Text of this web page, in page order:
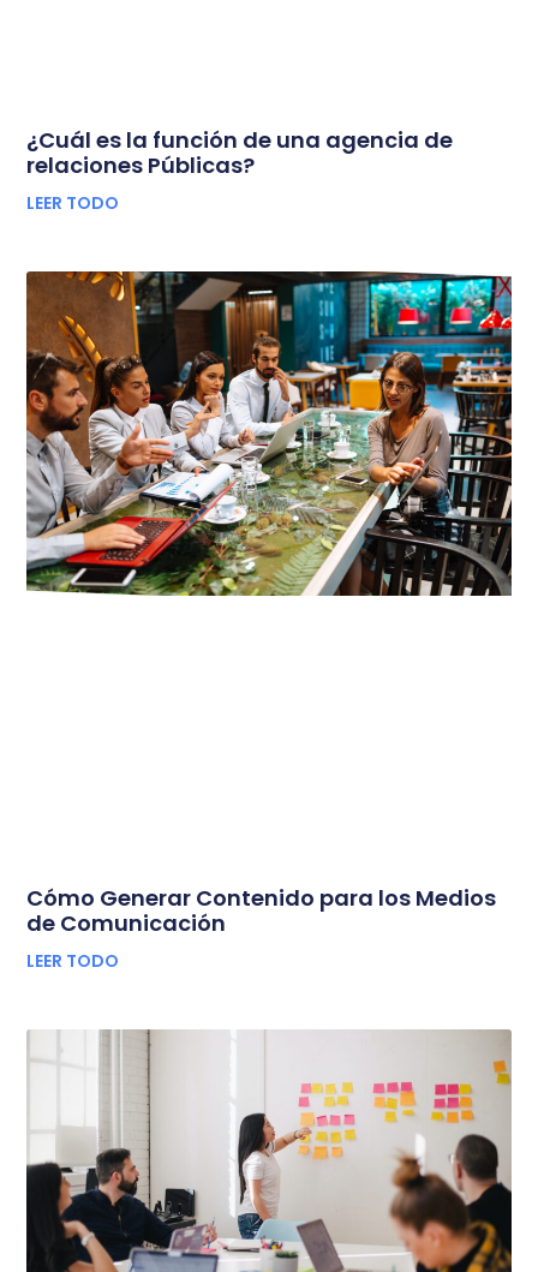
¿Cuál es la función de una agencia de
relaciones Públicas?
LEER TODO
Cómo Generar Contenido para los Medios
de Comunicación
LEER TODO